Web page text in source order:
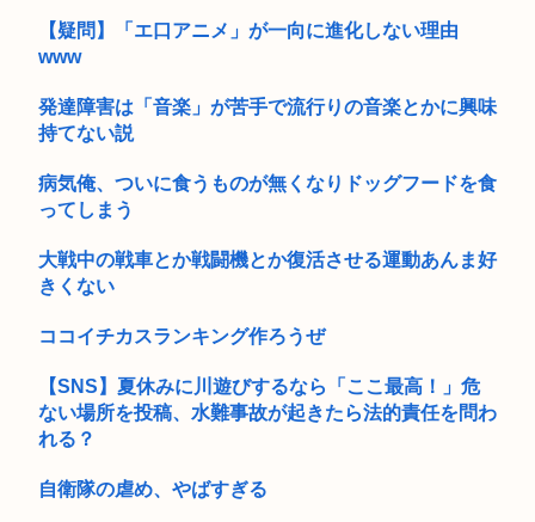
【疑問】「エ口アニメ」が一向に進化しない理由
www
発達障害は「音楽」が苦手で流行りの音楽とかに興味
持てない説
病気俺、ついに食うものが無くなりドッグフードを食
ってしまう
大戦中の戦車とか戦闘機とか復活させる運動あんま好
きくない
ココイチカスランキング作ろうぜ
【SNS】夏休みに川遊びするなら「ここ最高！」危
ない場所を投稿、水難事故が起きたら法的責任を問わ
れる？
自衛隊の虐め、やばすぎる